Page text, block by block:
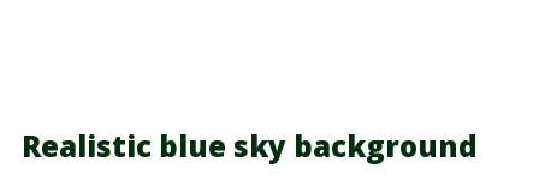
Realistic blue sky background